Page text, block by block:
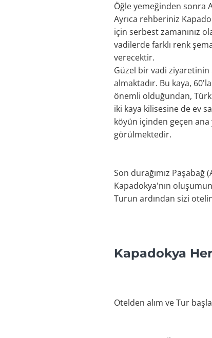
Öğle yemeğinden sonra
Ayrıca rehberiniz
için serbest zamanınız
vadilerde farklı renk
verecektir.
Güzel bir vadi
almaktadır. Bu kaya,
önemli olduğundan, Türk
iki kaya kilisesine de ev
köyün içinden geçen
görülmektedir.
Son durağımız Paşabağ
Kapadokya'nın
Turun ardından sizi
Kapadokya
Otelden alım ve Tur